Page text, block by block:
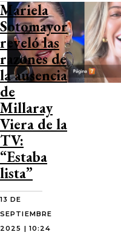
Mariela
Sotomayor
reveló las
razones de
la ausencia
de
Millaray
Viera de la
TV:
“Estaba
lista”
13 DE
SEPTIEMBRE
2025 | 10:24